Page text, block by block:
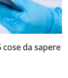
da sapere